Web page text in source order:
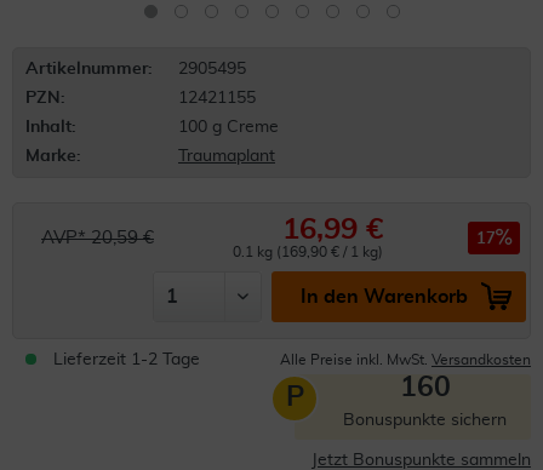
Artikelnummer:
2905495
PZN:
12421155
Inhalt:
100 g Creme
Marke:
Traumaplant
AVP* 20,59 € 16,99 €
0.1 kg (169,90 € / 1 kg)
17
In den Warenkorb
Lieferzeit 1-2 Tage Alle Preise inkl. MwSt. Versandkosten
P 160
Bonuspunkte sichern
Jetzt Bonuspunkte sammeln